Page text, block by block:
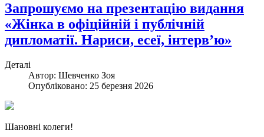
Запрошуємо на презентацію видання
«Жінка в офіційній і публічній
дипломатії. Нариси, есеї, інтерв’ю»
Деталі
Автор: Шевченко Зоя
Опубліковано: 25 березня 2026
Шановні колеги!